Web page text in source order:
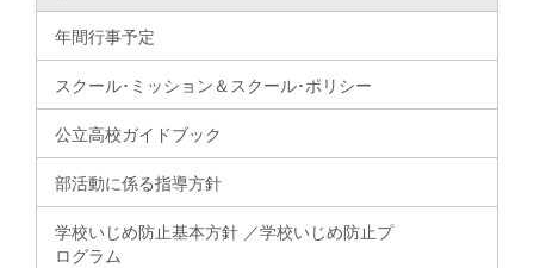
年間行事予定
スクール･ミッション＆スクール･ポリシー
公立高校ガイドブック
部活動に係る指導方針
学校いじめ防止基本方針 ／学校いじめ防止プ
ログラム